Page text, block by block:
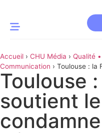
MOMENT
Innovation
& patrimoine Patient
Accueil › CHU Média › Qualité
Communication › Toulouse : la
diffusion « irresponsable » des
Toulouse
soutient